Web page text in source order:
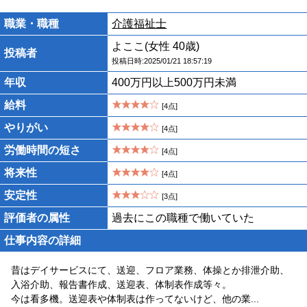
職業・職種 介護福祉士
投稿者
よここ(女性 40歳)
投稿日時:2025/01/21 18:57:19
年収
400万円以上500万円未満
給料
[4点]
やりがい [4点]
労働時間の短さ [4点]
将来性 [4点]
安定性 [3点]
評価者の属性
過去にこの職種で働いていた
仕事内容の詳細
昔はデイサービスにて、送迎、フロア業務、体操とか排泄介助、
入浴介助、報告書作成、送迎表、体制表作成等々。
今は看多機。送迎表や体制表は作ってないけど、他の業...